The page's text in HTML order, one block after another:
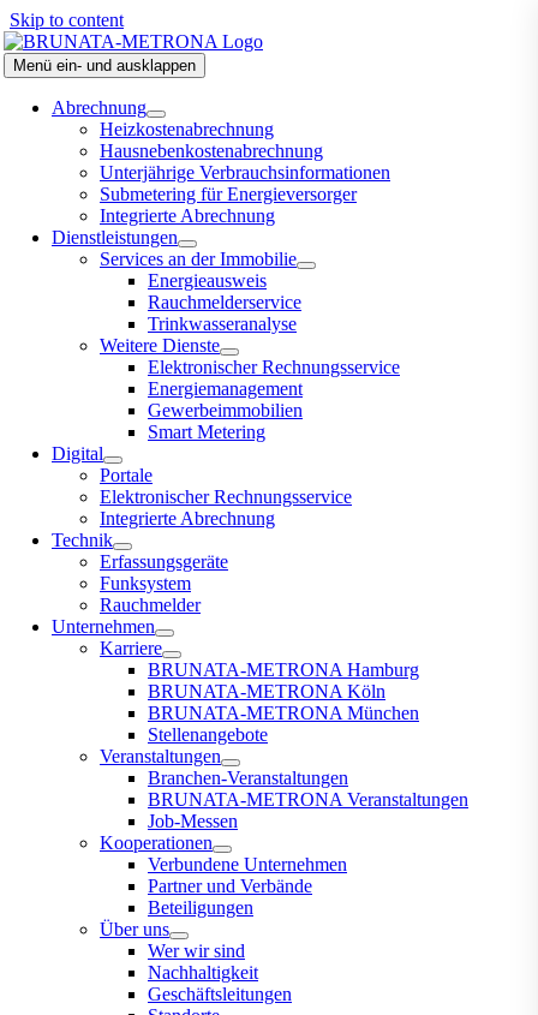
Skip to content
Menü ein- und ausklappen
Abrechnung
Heizkostenabrechnung
Hausnebenkostenabrechnung
Unterjährige Verbrauchsinformationen
Submetering für Energieversorger
Integrierte Abrechnung
Dienstleistungen
Services an der Immobilie
Energieausweis
Rauchmelderservice
Trinkwasseranalyse
Weitere Dienste
Elektronischer Rechnungsservice
Energiemanagement
Gewerbeimmobilien
Smart Metering
Digital
Portale
Elektronischer Rechnungsservice
Integrierte Abrechnung
Technik
Erfassungsgeräte
Funksystem
Rauchmelder
Unternehmen
Karriere
BRUNATA-METRONA Hamburg
BRUNATA-METRONA Köln
BRUNATA-METRONA München
Stellenangebote
Veranstaltungen
Branchen-Veranstaltungen
BRUNATA-METRONA Veranstaltungen
Job-Messen
Kooperationen
Verbundene Unternehmen
Partner und Verbände
Beteiligungen
Über uns
Wer wir sind
Nachhaltigkeit
Geschäftsleitungen